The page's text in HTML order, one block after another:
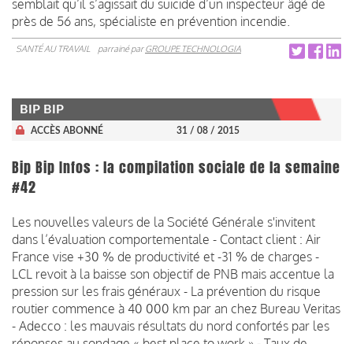
semblait qu’il s’agissait du suicide d’un inspecteur âgé de
près de 56 ans, spécialiste en prévention incendie.
SANTÉ AU TRAVAIL parrainé parGROUPE TECHNOLOGIA
BIP BIP
ACCÈS ABONNÉ 31 / 08 / 2015
Bip Bip Infos : la compilation sociale de la semaine
#42
Les nouvelles valeurs de la Société Générale s'invitent
dans l’évaluation comportementale - Contact client : Air
France vise +30 % de productivité et -31 % de charges -
LCL revoit à la baisse son objectif de PNB mais accentue la
pression sur les frais généraux - La prévention du risque
routier commence à 40 000 km par an chez Bureau Veritas
- Adecco : les mauvais résultats du nord confortés par les